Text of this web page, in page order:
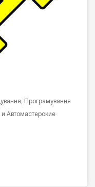
Програмування
Автомастерские